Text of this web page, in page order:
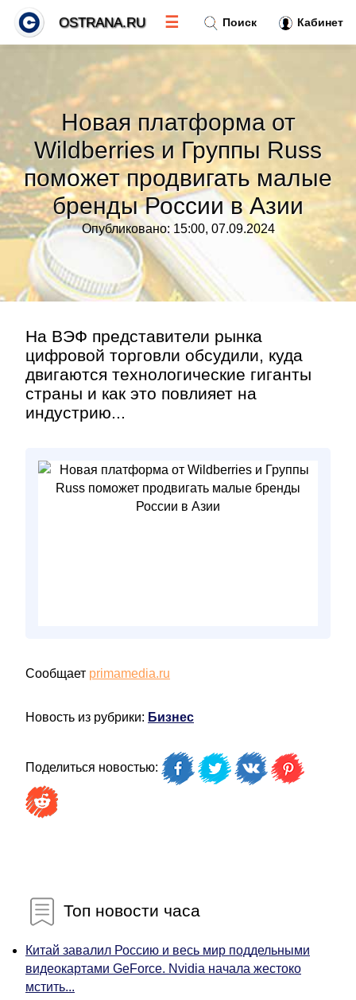
Новая платформа от
Wildberries и Группы Russ
поможет продвигать малые
бренды России в Азии
Опубликовано: 15:00, 07.09.2024
На ВЭФ представители рынка
цифровой торговли обсудили, куда
двигаются технологические гиганты
страны и как это повлияет на
индустрию...
Сообщает primamedia.ru
Новость из рубрики: Бизнес
Поделиться новостью:
Топ новости часа
Китай завалил Россию и весь мир поддельными
видеокартами GeForce. Nvidia начала жестоко
мстить...
Поиск Кабинет
OSTRANA.RU ☰
Тренды новостей
Рубрики»
Правила»
Контакт»